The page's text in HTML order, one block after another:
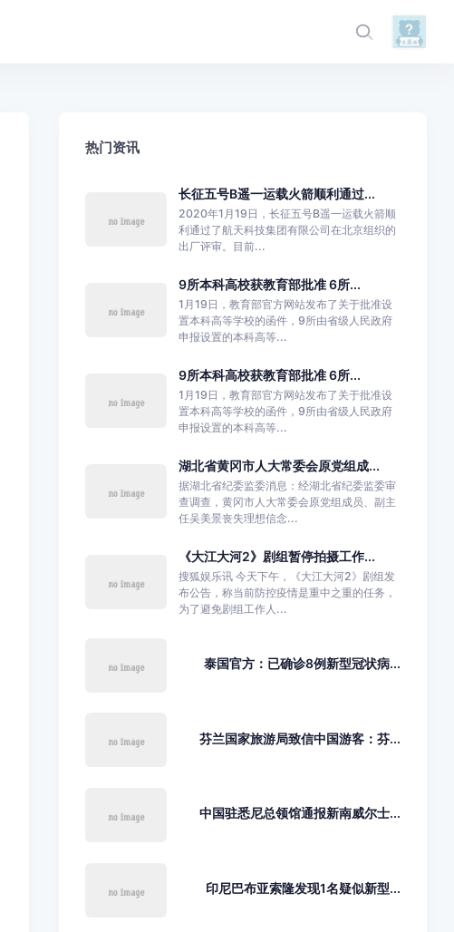
热门资讯
长征五号B遥一运载火箭顺利通过...
2020年1月19日，长征五号B遥一运载火箭顺
利通过了航天科技集团有限公司在北京组织的
出厂评审。目前...
9所本科高校获教育部批准 6所...
1月19日，教育部官方网站发布了关于批准设
置本科高等学校的函件，9所由省级人民政府
申报设置的本科高等...
9所本科高校获教育部批准 6所...
1月19日，教育部官方网站发布了关于批准设
置本科高等学校的函件，9所由省级人民政府
申报设置的本科高等...
湖北省黄冈市人大常委会原党组成...
据湖北省纪委监委消息：经湖北省纪委监委审
查调查，黄冈市人大常委会原党组成员、副主
任吴美景丧失理想信念...
《大江大河2》剧组暂停拍摄工作...
搜狐娱乐讯 今天下午，《大江大河2》剧组发
布公告，称当前防控疫情是重中之重的任务，
为了避免剧组工作人...
泰国官方：已确诊8例新型冠状病...
芬兰国家旅游局致信中国游客：芬...
中国驻悉尼总领馆通报新南威尔士...
印尼巴布亚索隆发现1名疑似新型...